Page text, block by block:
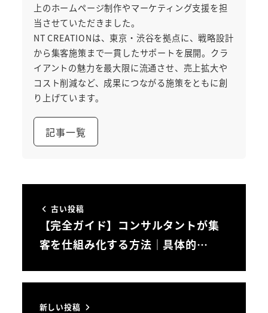
上のホームページ制作やマーケティング支援を担
当させていただきました。
NT CREATIONは、東京・渋谷を拠点に、戦略設計
から集客施策まで一貫したサポートを展開。クラ
イアントの魅力を最大限に流通させ、売上拡大や
コスト削減など、成果につながる施策をともに創
り上げています。
記事一覧
古い投稿
【完全ガイド】コンサルタントが集
客を仕組み化する方法｜具体的…
新しい投稿